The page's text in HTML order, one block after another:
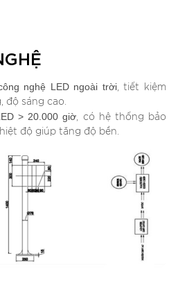
nghệ LED ngoài trời, tiết kiệm
độ sáng cao.
> 20.000 giờ , có hệ thống bảo
độ giúp tăng độ bền.